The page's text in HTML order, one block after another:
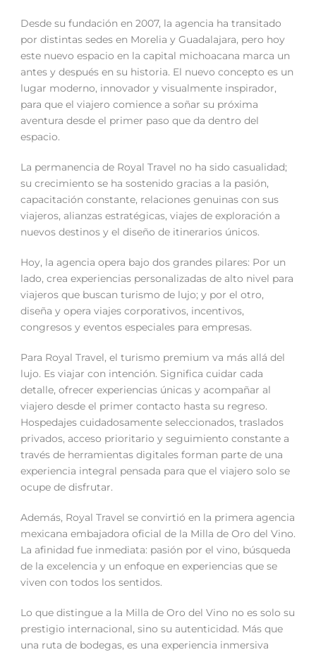
Desde su fundación en 2007, la agencia ha transitado
por distintas sedes en Morelia y Guadalajara, pero hoy
este nuevo espacio en la capital michoacana marca un
antes y después en su historia. El nuevo concepto es un
lugar moderno, innovador y visualmente inspirador,
para que el viajero comience a soñar su próxima
aventura desde el primer paso que da dentro del
espacio.
La permanencia de Royal Travel no ha sido casualidad;
su crecimiento se ha sostenido gracias a la pasión,
capacitación constante, relaciones genuinas con sus
viajeros, alianzas estratégicas, viajes de exploración a
nuevos destinos y el diseño de itinerarios únicos.
Hoy, la agencia opera bajo dos grandes pilares: Por un
lado, crea experiencias personalizadas de alto nivel para
viajeros que buscan turismo de lujo; y por el otro,
diseña y opera viajes corporativos, incentivos,
congresos y eventos especiales para empresas.
Para Royal Travel, el turismo premium va más allá del
lujo. Es viajar con intención. Significa cuidar cada
detalle, ofrecer experiencias únicas y acompañar al
viajero desde el primer contacto hasta su regreso.
Hospedajes cuidadosamente seleccionados, traslados
privados, acceso prioritario y seguimiento constante a
través de herramientas digitales forman parte de una
experiencia integral pensada para que el viajero solo se
ocupe de disfrutar.
Además, Royal Travel se convirtió en la primera agencia
mexicana embajadora oficial de la Milla de Oro del Vino.
La afinidad fue inmediata: pasión por el vino, búsqueda
de la excelencia y un enfoque en experiencias que se
viven con todos los sentidos.
Lo que distingue a la Milla de Oro del Vino no es solo su
prestigio internacional, sino su autenticidad. Más que
una ruta de bodegas, es una experiencia inmersiva